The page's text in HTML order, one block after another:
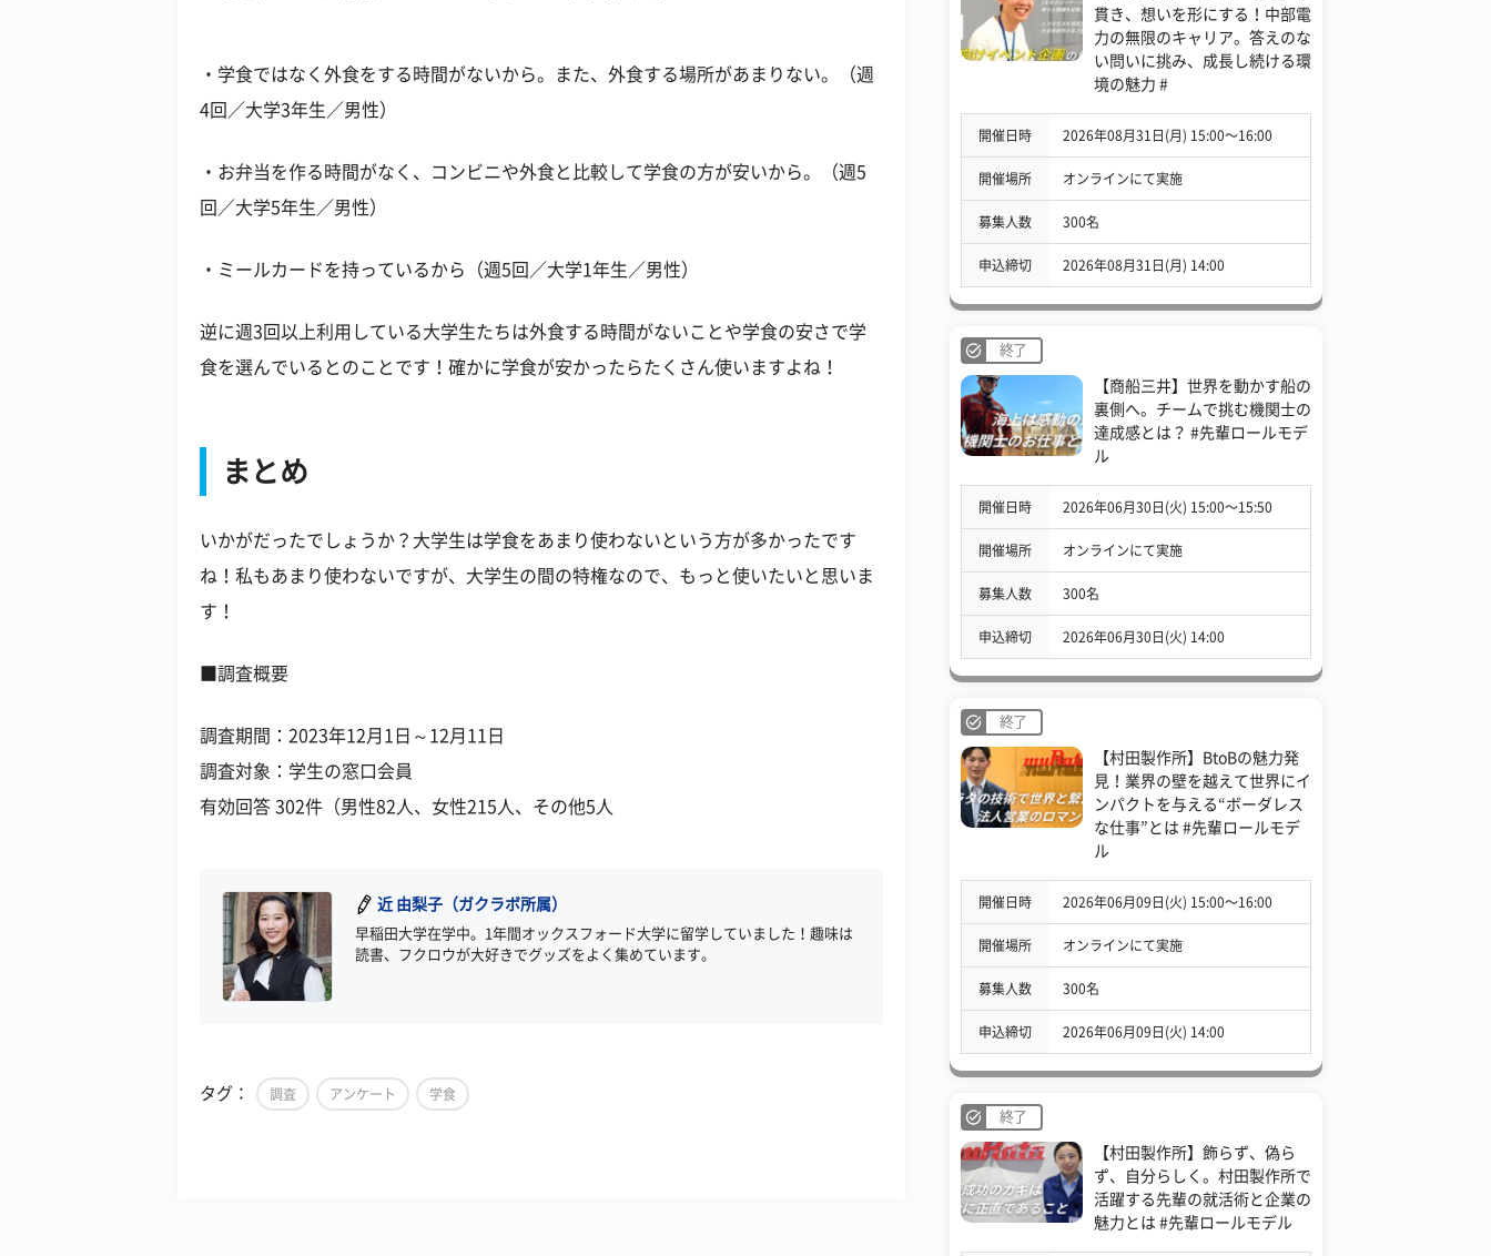
・学食ではなく外食をする時間がないから。また、外食する場所があまりない。（週
4回／大学3年生／男性）
・お弁当を作る時間がなく、コンビニや外食と比較して学食の方が安いから。（週5
回／大学5年生／男性）
・ミールカードを持っているから（週5回／大学1年生／男性）
逆に週3回以上利用している大学生たちは外食する時間がないことや学食の安さで学
食を選んでいるとのことです！確かに学食が安かったらたくさん使いますよね！
まとめ
いかがだったでしょうか？大学生は学食をあまり使わないという方が多かったです
ね！私もあまり使わないですが、大学生の間の特権なので、もっと使いたいと思いま
す！
■調査概要
調査期間：2023年12月1日～12月11日
調査対象：学生の窓口会員
有効回答 302件（男性82人、女性215人、その他5人
近 由梨子（ガクラボ所属）
早稲田大学在学中。1年間オックスフォード大学に留学していました！趣味は
読書、フクロウが大好きでグッズをよく集めています。
タグ： 調査 アンケート 学食
貫き、想いを形にする！中部電
力の無限のキャリア。答えのな
い問いに挑み、成長し続ける環
境の魅力 #
開催日時 2026年08月31日(月) 15:00〜16:00
開催場所 オンラインにて実施
募集人数 300名
申込締切 2026年08月31日(月) 14:00
終了
【商船三井】世界を動かす船の
裏側へ。チームで挑む機関士の
達成感とは？ #先輩ロールモデ
ル
開催日時 2026年06月30日(火) 15:00〜15:50
開催場所 オンラインにて実施
募集人数 300名
申込締切 2026年06月30日(火) 14:00
終了
【村田製作所】BtoBの魅力発
見！業界の壁を越えて世界にイ
ンパクトを与える“ボーダレス
な仕事”とは #先輩ロールモデ
ル
開催日時 2026年06月09日(火) 15:00〜16:00
開催場所 オンラインにて実施
募集人数 300名
申込締切 2026年06月09日(火) 14:00
終了
【村田製作所】飾らず、偽ら
ず、自分らしく。村田製作所で
活躍する先輩の就活術と企業の
魅力とは #先輩ロールモデル